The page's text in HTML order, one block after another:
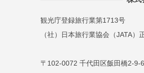
観光庁登録旅行業第1713号
（社）日本旅行業協会（JATA）
〒102-0072 千代田区飯田橋2-9-